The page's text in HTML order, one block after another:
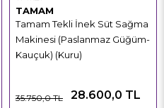
TAMAM
Tamam Tekli İnek Süt Sağma
Makinesi (Paslanmaz Güğüm-
Kauçuk) (Kuru)
28.600,0 TL
35.750,0 TL